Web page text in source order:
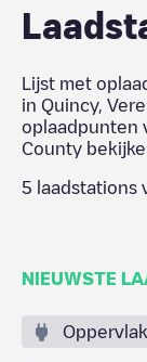
Lijst met
in Quincy,
oplaadpunten
County
5 laadstations
NIEUWSTE
Oppervlak